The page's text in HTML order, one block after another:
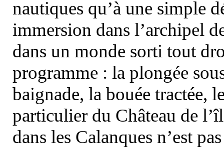
nautiques qu’à une simple
immersion dans l’archipel
dans un monde sorti tout
programme : la plongée
baignade, la bouée tractée,
particulier du Château de
dans les Calanques n’est